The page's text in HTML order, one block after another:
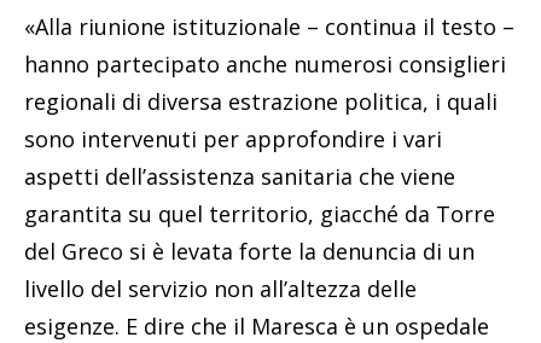
«Alla riunione istituzionale – continua il testo –
hanno partecipato anche numerosi consiglieri
regionali di diversa estrazione politica, i quali
sono intervenuti per approfondire i vari
aspetti dell’assistenza sanitaria che viene
garantita su quel territorio, giacché da Torre
del Greco si è levata forte la denuncia di un
livello del servizio non all’altezza delle
esigenze. E dire che il Maresca è un ospedale